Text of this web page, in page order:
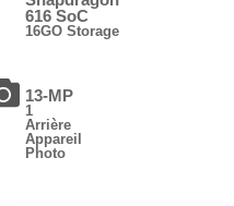
616 SoC
16GO Storage
13-MP
1
Arrière
Appareil
Photo